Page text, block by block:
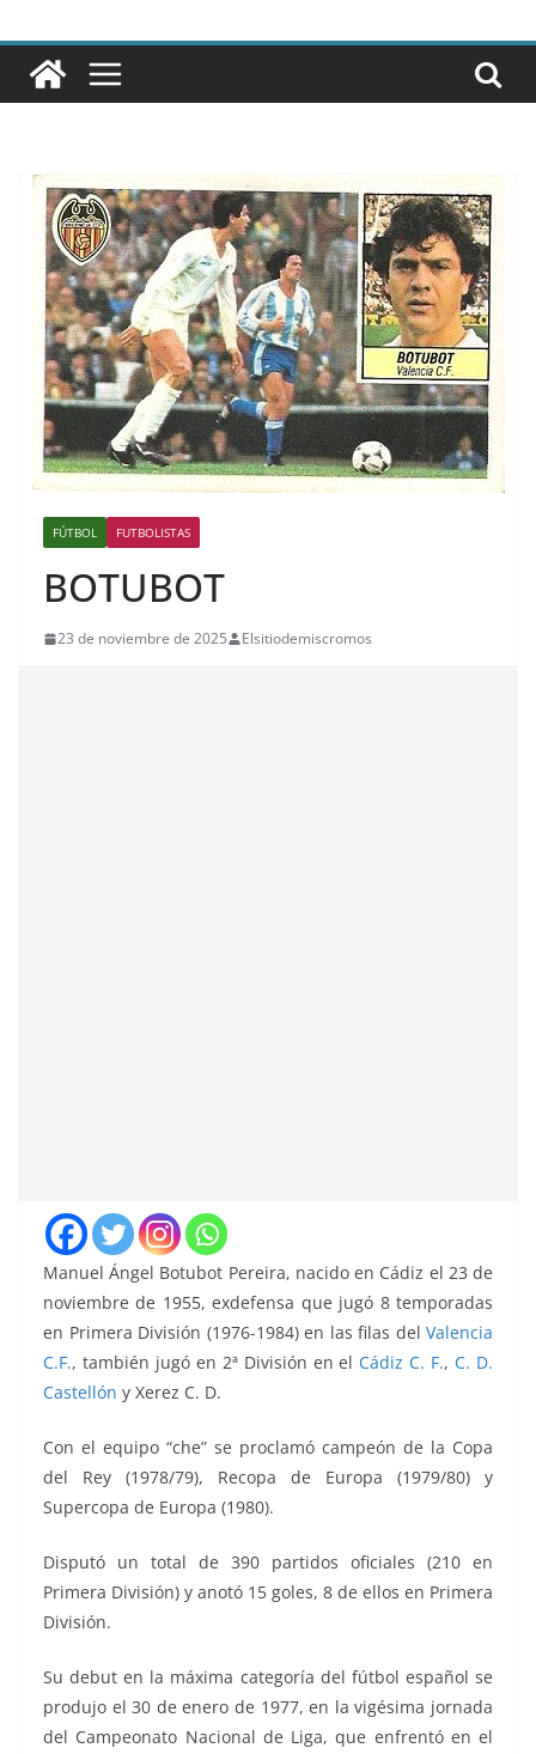
FÚTBOL FUTBOLISTAS
BOTUBOT
23 de noviembre de 2025 Elsitiodemiscromos
Manuel Ángel Botubot Pereira, nacido en Cádiz el 23 de
noviembre de 1955, exdefensa que jugó 8 temporadas
en Primera División (1976-1984) en las filas del Valencia
C.F., también jugó en 2ª División en el Cádiz C. F., C. D.
Castellón y Xerez C. D.
Con el equipo “che” se proclamó campeón de la Copa
del Rey (1978/79), Recopa de Europa (1979/80) y
Supercopa de Europa (1980).
Disputó un total de 390 partidos oficiales (210 en
Primera División) y anotó 15 goles, 8 de ellos en Primera
División.
Su debut en la máxima categoría del fútbol español se
produjo el 30 de enero de 1977, en la vigésima jornada
del Campeonato Nacional de Liga, que enfrentó en el